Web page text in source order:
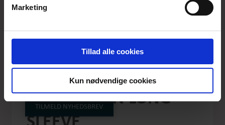
Marketing
Tillad alle cookies
Kun nødvendige cookies
ETBLUEBELL BASIC
AQUAGREEN LONG
SLEEVE
TILMELD NYHEDSBREV